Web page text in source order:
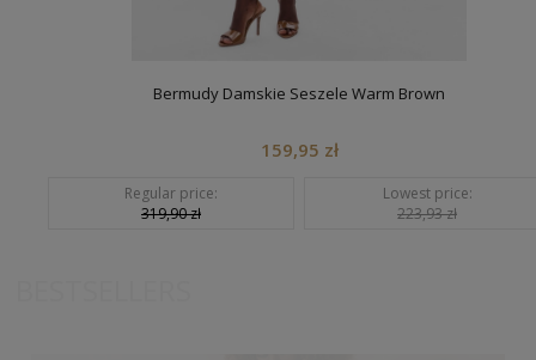
Bermudy Damskie Seszele Warm Brown
159,95 zł
Regular price:
319,90 zł
Lowest price:
223,93 zł